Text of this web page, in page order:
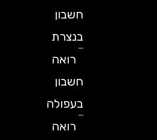
חשבון
בנצרת
רואה
חשבון
בעפולה
רואה